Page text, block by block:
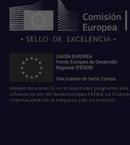
GoKoan Educatio SL en el marco del programa Icex
cofinanciación del fondo europeo FEDER. La
internacional de la empresa y de su entorno.